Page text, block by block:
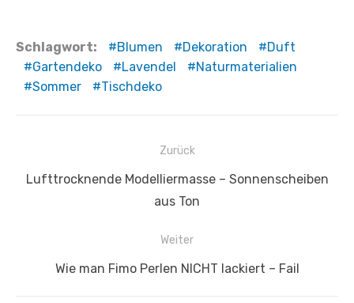
Schlagwort: Blumen Dekoration
Duft
Gartendeko
Lavendel
Naturmaterialien
Sommer
Tischdeko
Beitragsnavigation
Zurück
Vorheriger
Lufttrocknende Modelliermasse – Sonnenscheiben
aus Ton
Weiter
Nächster
Wie man Fimo Perlen NICHT lackiert – Fail